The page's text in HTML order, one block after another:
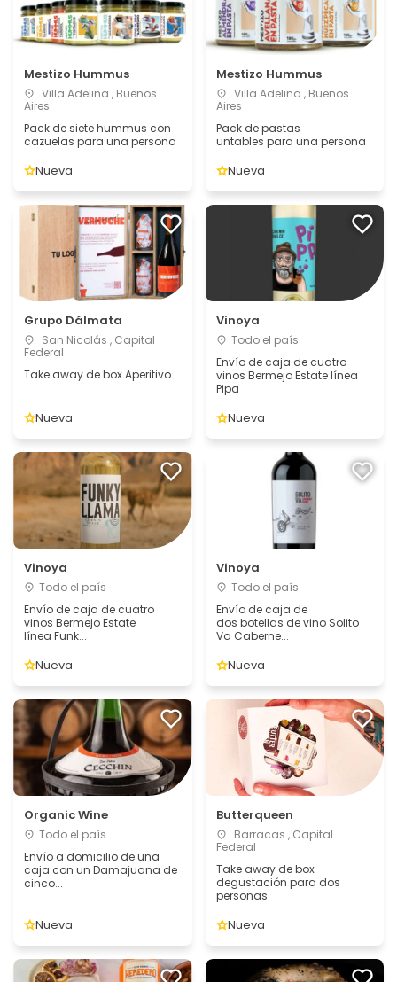
Mestizo Hummus
Villa Adelina , Buenos
Aires
Pack de siete hummus con
cazuelas para una persona
Nueva
Mestizo Hummus
Villa Adelina , Buenos
Aires
Pack de pastas
untables para una persona
Nueva
Grupo Dálmata
San Nicolás , Capital
Federal
Take away de box Aperitivo
Nueva
Vinoya
Todo el país
Envío de caja de cuatro
vinos Bermejo Estate línea
Pipa
Nueva
Vinoya
Todo el país
Envío de caja de cuatro
vinos Bermejo Estate
línea Funk...
Nueva
Vinoya
Todo el país
Envío de caja de
dos botellas de vino Solito
Va Caberne...
Nueva
Organic Wine
Todo el país
Envío a domicilio de una
caja con un Damajuana de
cinco...
Nueva
Butterqueen
Barracas , Capital
Federal
Take away de box
degustación para dos
personas
Nueva